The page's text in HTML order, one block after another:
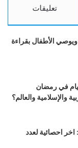
تعليقات
الأطفال بقراءة
في رمضان
الاربعاء 1 ابريل : اخر احصائية لعدد